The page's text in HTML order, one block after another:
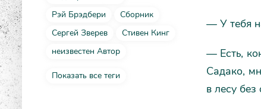
Рэй Брэдбери
Сборник
Сергей Зверев
Стивен Кинг
неизвестен Автор
Показать все теги
— У тебя
— Есть,
Садако,
в лесу без